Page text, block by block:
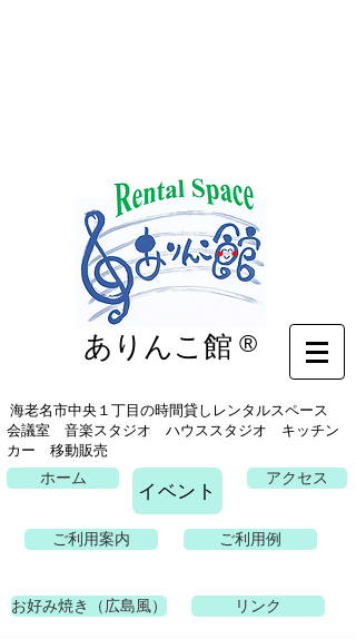
イベント
ありんこ館 ®
海老名市中央１丁目の時間貸しレンタルスペース
会議室 音楽スタジオ ハウススタジオ キッチン
カー 移動販売
ホーム
イベント
アクセス
ご利用案内 ご利用例
お好み焼き（広島風） リンク